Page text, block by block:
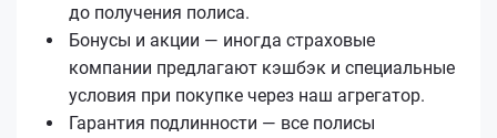
до получения полиса.
Бонусы и акции — иногда страховые
компании предлагают кэшбэк и специальные
условия при покупке через наш агрегатор.
Гарантия подлинности — все полисы